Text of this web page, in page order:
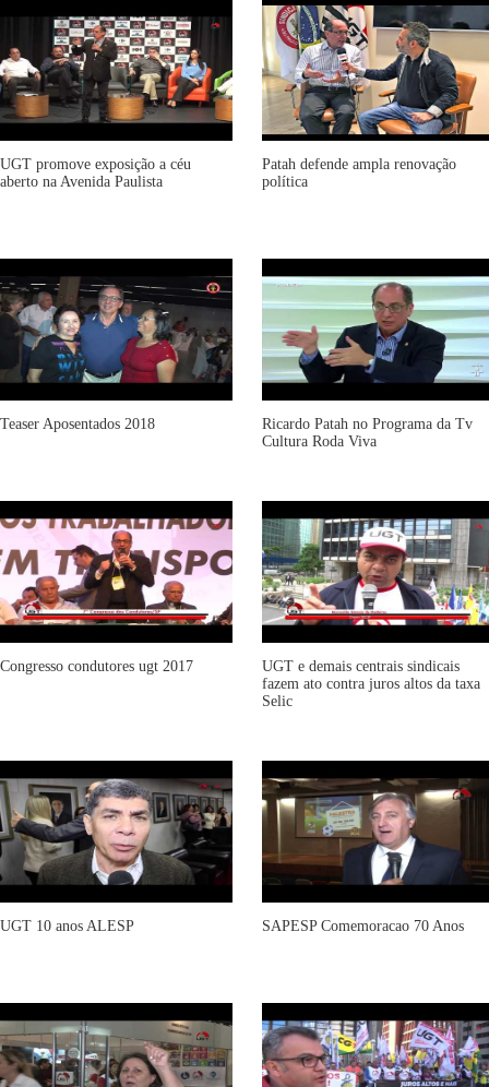
UGT promove exposição a céu
aberto na Avenida Paulista
Patah defende ampla renovação
política
Teaser Aposentados 2018
Ricardo Patah no Programa da Tv
Cultura Roda Viva
Congresso condutores ugt 2017
UGT e demais centrais sindicais
fazem ato contra juros altos da taxa
Selic
UGT 10 anos ALESP SAPESP Comemoracao 70 Anos